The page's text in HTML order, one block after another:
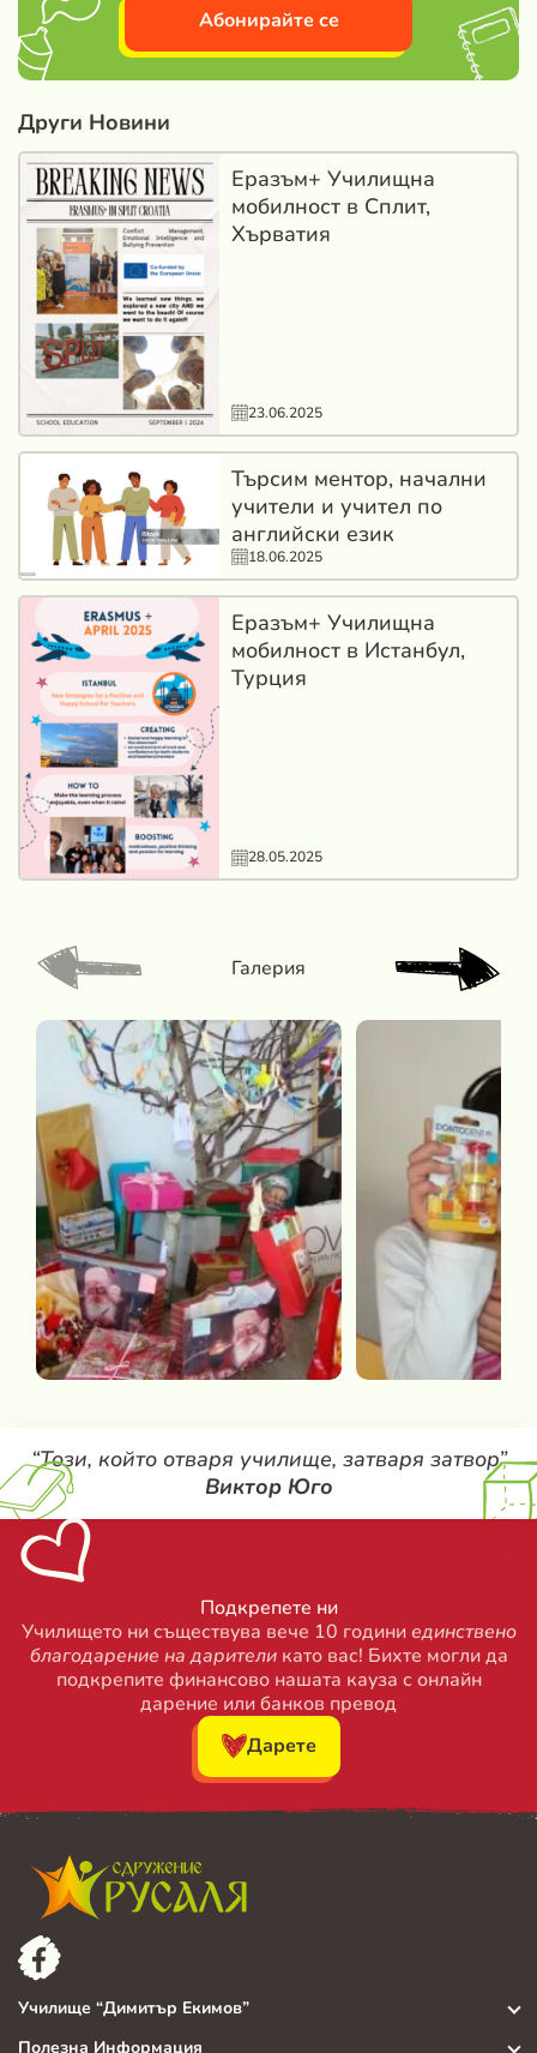
Други Новини
Еразъм+ Училищна
мобилност в Сплит,
Хърватия
23.06.2025
Търсим ментор, начални
учители и учител по
английски език
18.06.2025
Еразъм+ Училищна
мобилност в Истанбул,
Турция
28.05.2025
Галерия
“Този, който отваря училище, затваря затвор”
Виктор Юго
Подкрепете ни
Училището ни съществува вече 10 годиниединствено
благодарение на дарителикато вас! Бихте могли да
подкрепите финансово нашата кауза с онлайн
дарение или банков превод
Дарете
Училище “Димитър Екимов”
Полезна Информация